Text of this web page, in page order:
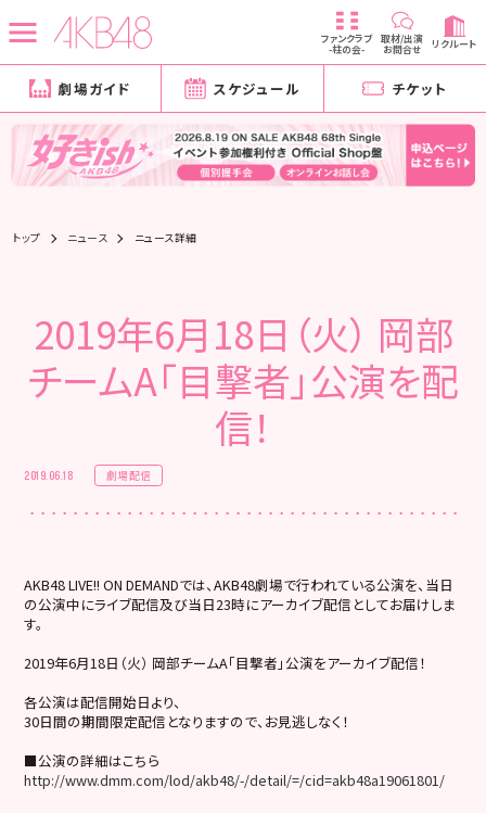
ファンクラブ
-柱の会-
取材/出演
お問合せ リクルート
劇場ガイド スケジュール チケット
トップ ニュース ニュース詳細
2019年6月18日（火） 岡部
チームA「目撃者」公演を配
信！
2019.06.18 劇場配信
AKB48 LIVE!! ON DEMANDでは、AKB48劇場で行われている公演を、当日
の公演中にライブ配信及び当日23時にアーカイブ配信としてお届けしま
す。
2019年6月18日（火） 岡部チームA「目撃者」公演をアーカイブ配信！
各公演は配信開始日より、
30日間の期間限定配信となりますので、お見逃しなく！
■公演の詳細はこちら
http://www.dmm.com/lod/akb48/-/detail/=/cid=akb48a19061801/